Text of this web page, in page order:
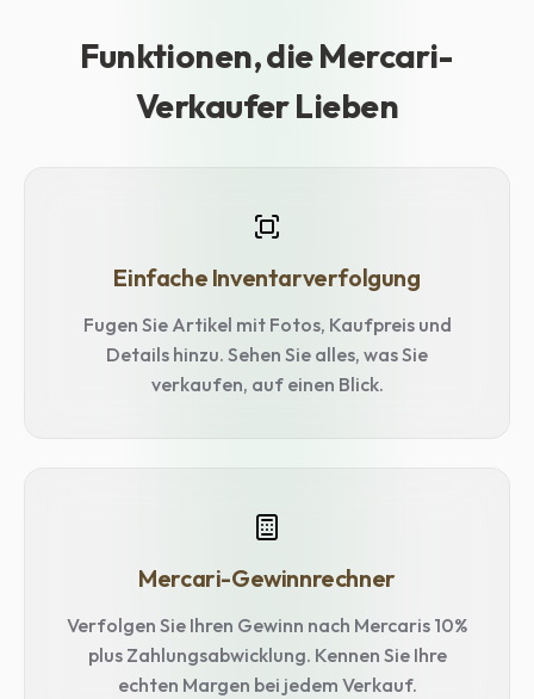
Funktionen, die Mercari-
Verkaufer Lieben
Einfache Inventarverfolgung
Fugen Sie Artikel mit Fotos, Kaufpreis und
Details hinzu. Sehen Sie alles, was Sie
verkaufen, auf einen Blick.
Mercari-Gewinnrechner
Verfolgen Sie Ihren Gewinn nach Mercaris 10%
plus Zahlungsabwicklung. Kennen Sie Ihre
echten Margen bei jedem Verkauf.